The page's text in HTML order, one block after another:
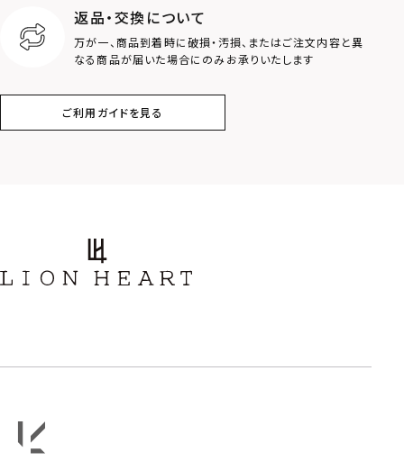
クラウン
フラワー
返品・交換について
万が一、商品到着時に破損・汚損、またはご注文内容と異
なる商品が届いた場合にのみお承りいたします
ご利用ガイドを見る